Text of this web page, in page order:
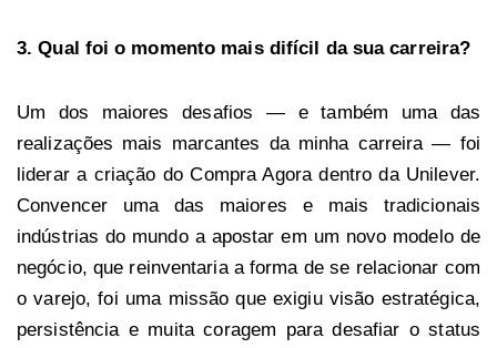
3. Qual foi o momento mais difícil da sua carreira?
Um dos maiores desafios — e também uma das
realizações mais marcantes da minha carreira — foi
liderar a criação do Compra Agora dentro da Unilever.
Convencer uma das maiores e mais tradicionais
indústrias do mundo a apostar em um novo modelo de
negócio, que reinventaria a forma de se relacionar com
o varejo, foi uma missão que exigiu visão estratégica,
persistência e muita coragem para desafiar o status